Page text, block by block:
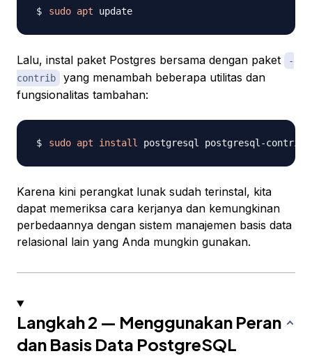
sudo apt
Lalu, instal paket Postgres bersama dengan paket
-
contrib
yang menambah beberapa utilitas dan
fungsionalitas tambahan:
sudo apt install
Karena kini perangkat lunak sudah terinstal, kita
dapat memeriksa cara kerjanya dan kemungkinan
perbedaannya dengan sistem manajemen basis data
relasional lain yang Anda mungkin gunakan.
Langkah 2 — Menggunakan Peran
dan Basis Data PostgreSQL